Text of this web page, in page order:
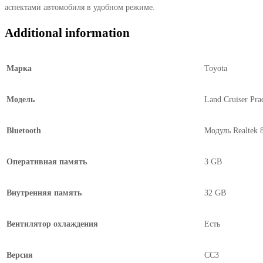
2002
2009
аспектами автомобиля в удобном режиме.
Additional information
Марка Toyota
Модель Land Cruiser
Bluetooth Модуль Realtek
Оперативная память 3 GB
Внутренняя память 32 GB
Вентилятор охлаждения Есть
Версия CC3